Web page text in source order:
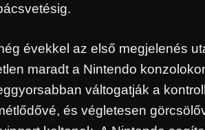
évekkel az első megjelenés
maradt a Nintendo
váltogatják a
és végletesen